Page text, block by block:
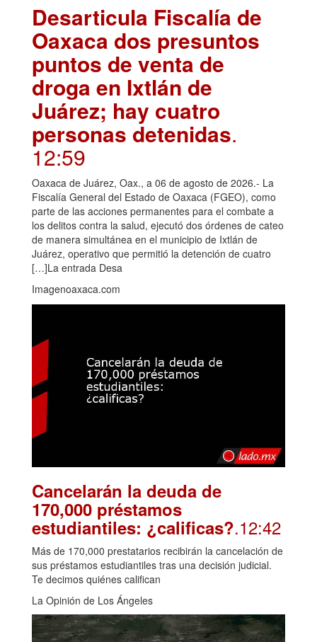
Desarticula Fiscalía de
Oaxaca dos presuntos
puntos de venta de
droga en Ixtlán de
Juárez; hay cuatro
personas detenidas.
12:59
Oaxaca de Juárez, Oax., a 06 de agosto de 2026.- La
Fiscalía General del Estado de Oaxaca (FGEO), como
parte de las acciones permanentes para el combate a
los delitos contra la salud, ejecutó dos órdenes de cateo
de manera simultánea en el municipio de Ixtlán de
Juárez, operativo que permitió la detención de cuatro
[…]La entrada Desa
Imagenoaxaca.com
Cancelarán la deuda de
170,000 préstamos
estudiantiles: ¿calificas?.12:42
Más de 170,000 prestatarios recibirán la cancelación de
sus préstamos estudiantiles tras una decisión judicial.
Te decimos quiénes califican
La Opinión de Los Ángeles